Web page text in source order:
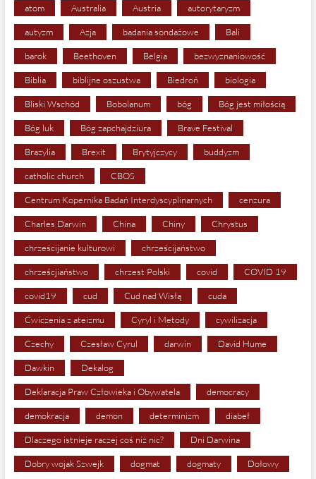
atom Australia Austria autorytaryzm
autyzm Azja badania sondażowe Bali
barok Beethoven Belgia bezwyznaniowość
Biblia biblijne oszustwa Biedroń biologia
Bliski Wschód Bobolanum bóg Bóg jest miłością
Bóg luk Bóg zapchajdziura Brave Festival
Brazylia Brexit Brytyjczycy buddyzm
catholic church CBOS
Centrum Kopernika Badań Interdyscyplinarnych cenzura
Charles Darwin China Chiny Chrystus
chrześcijanie kulturowi chrześcijaństwo
chrześcjiaństwo chrzest Polski covid COVID 19
covid19 cud Cud nad Wisłą cuda
Ćwiczenia z ateizmu Cyryl i Metody cywilizacja
Czechy Czesław Cyrul darwin David Hume
Dawkin Dekalog
Deklaracja Praw Człowieka i Obywatela democracy
demokracja demon determinizm diabeł
Dlaczego istnieje raczej coś niż nic? Dni Darwina
Dobry wojak Szwejk dogmat dogmaty Dołowy